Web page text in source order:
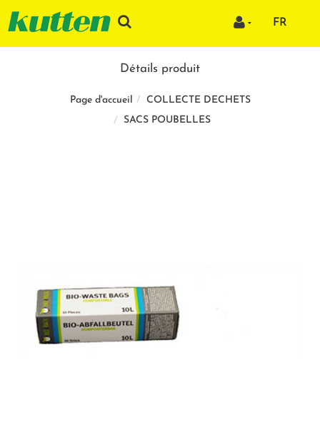
FR
Détails produit
Page d'accueil
COLLECTE DECHETS
SACS POUBELLES